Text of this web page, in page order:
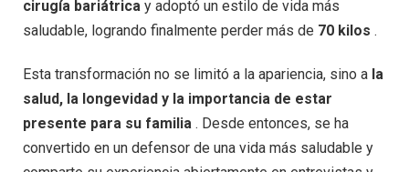
cirugía bariátrica y adoptó un estilo de vida más
saludable, logrando finalmente perder más de 70 kilos .
Esta transformación no se limitó a la apariencia, sino a la
salud, la longevidad y la importancia de estar
presente para su familia . Desde entonces, se ha
convertido en un defensor de una vida más saludable y